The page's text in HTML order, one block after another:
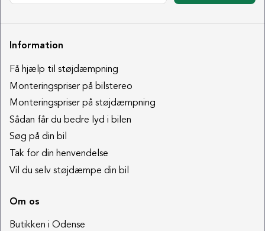
Information
Få hjælp til støjdæmpning
Monteringspriser på bilstereo
Monteringspriser på støjdæmpning
Sådan får du bedre lyd i bilen
Søg på din bil
Tak for din henvendelse
Vil du selv støjdæmpe din bil
Om os
Butikken i Odense